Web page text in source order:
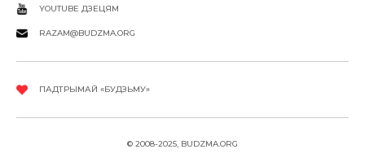
YOUTUBE ДЗЕЦЯМ
RAZAM@BUDZMA.ORG
ПАДТРЫМАЙ «БУДЗЬМУ»
© 2008-2025, BUDZMA.ORG